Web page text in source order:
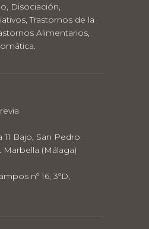
Disociación,
Trastornos de la
Alimentarios,
Bajo, San Pedro
Marbella (Málaga)
nº 16, 3ºD,